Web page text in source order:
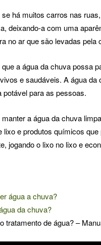
há muitos carros nas
deixando-a com uma
no ar que são levadas pela
a água da chuva possa
e saudáveis. A água
potável para as pessoas.
manter a água da chuva
lixo e produtos químicos
jogando o lixo no lixo e
água a chuva?
da chuva?
tratamento de água? –